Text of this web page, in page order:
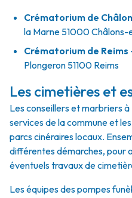
Crématorium de
la Marne 51000
Crématorium de Reims
Plongeron 51100 Reims
Les cimetières et
Les conseillers et marbriers
services de la commune et
parcs cinéraires locaux.
différentes démarches, pour
éventuels travaux de
Les équipes des pompes